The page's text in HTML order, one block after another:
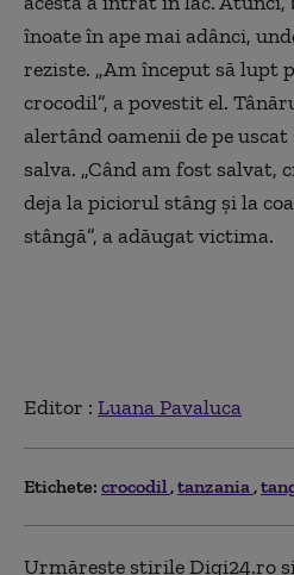
înoate în ape mai adânci,
reziste. „Am început să lupt
crocodil”, a povestit el.
alertând oamenii de pe
salva. „Când am fost salvat,
deja la piciorul stâng şi la
stângă”, a adăugat victima.
Editor : Luana Pavaluca
Etichete: crocodil tanzania
Urmărește știrile Digi24.ro